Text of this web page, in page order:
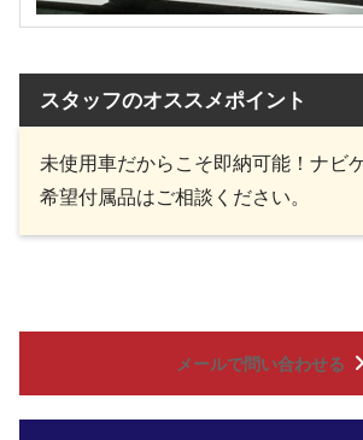
スタッフのオススメポイント
未使用車だからこそ即納可能！ナビ
希望付属品はご相談ください。
メールで問い合わせる